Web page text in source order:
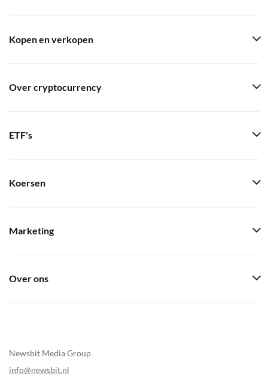
Newsbit Media Group
info@newsbit.nl
Kopen en verkopen
Over cryptocurrency
ETF's
Koersen
Marketing
Over ons